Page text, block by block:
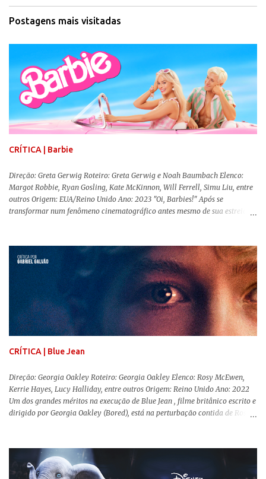
Postagens mais visitadas
CRÍTICA | Barbie
Direção: Greta Gerwig Roteiro: Greta Gerwig e Noah Baumbach Elenco:
Margot Robbie, Ryan Gosling, Kate McKinnon, Will Ferrell, Simu Liu, entre
outros Origem: EUA/Reino Unido Ano: 2023 "Oi, Barbies!" Após se
transformar num fenômeno cinematográfico antes mesmo de sua estreia,
lançamento, posso afirmar que o longa, dirigido por Greta Gerwig (
Adoráveis Mulheres ) prometeu tudo e entregou mais ainda, se provando o
filme do ano até aqui. Repleto de criatividade, humor e sem medo de não se
levar a sério, a produção aborda temas complexos com críticas potentes. Já
conhecida por sua filmografia feminista, Gerwig traz uma reflexão de
como a Barbie se encaixa no mundo moderno, desenvolvendo a
importância e o impacto, positivo ou negativo, da boneca na vida das
pessoas. Isso tudo com um sentimento de nostalgia multigeracional. Na
CRÍTICA | Blue Jean
Direção: Georgia Oakley Roteiro: Georgia Oakley Elenco: Rosy McEwen,
Kerrie Hayes, Lucy Halliday, entre outros Origem: Reino Unido Ano: 2022
Um dos grandes méritos na execução de Blue Jean , filme britânico escrito e
dirigido por Georgia Oakley (Bored), está na perturbação contida de Rosy
movimentos e falas, equilibrada numa frágil neutralidade entre seu
trabalho e seus afetos, passando noites bebendo e jogando sinuca com seu
grupo de amigas lésbicas e sua amante. É imperativo para ela que ambos